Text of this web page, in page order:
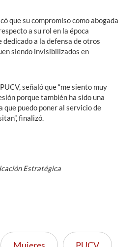
que su compromiso como abogada
a su rol en la época
a la defensa de otros
siendo invisibilizados en
señaló que “me siento muy
porque también ha sido una
que puedo poner al servicio de
finalizó.
Estratégica
Mujeres PUCV